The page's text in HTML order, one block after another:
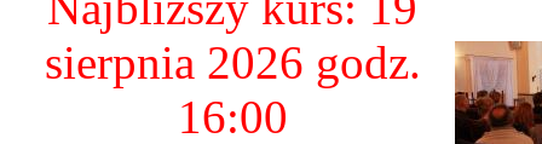
sierpnia 2026 godz.
16:00